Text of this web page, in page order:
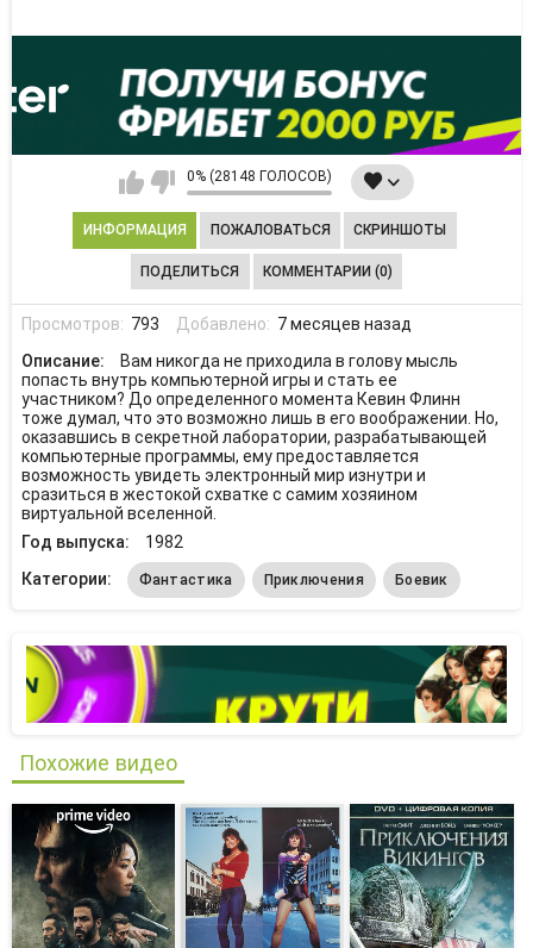
0% (28148 ГОЛОСОВ)
ИНФОРМАЦИЯ ПОЖАЛОВАТЬСЯ СКРИНШОТЫ
ПОДЕЛИТЬСЯ КОММЕНТАРИИ (0)
Просмотров: 793 Добавлено: 7 месяцев назад
Описание:
Вам никогда не приходила в голову мысль
попасть внутрь компьютерной игры и стать ее
участником? До определенного момента Кевин Флинн
тоже думал, что это возможно лишь в его воображении. Но,
оказавшись в секретной лаборатории, разрабатывающей
компьютерные программы, ему предоставляется
возможность увидеть электронный мир изнутри и
сразиться в жестокой схватке с самим хозяином
виртуальной вселенной.
Год выпуска:
1982
Категории:
Фантастика Приключения Боевик
Похожие видео